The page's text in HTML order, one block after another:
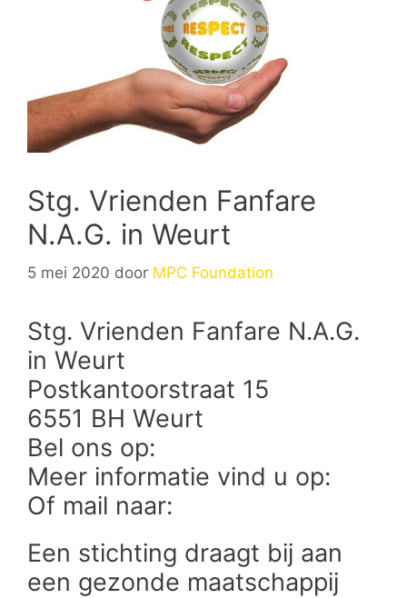
Stg. Vrienden Fanfare
N.A.G. in Weurt
5 mei 2020 door MPC Foundation
Stg. Vrienden Fanfare N.A.G.
in Weurt
Postkantoorstraat 15
6551 BH Weurt
Bel ons op:
Meer informatie vind u op:
Of mail naar:
Een stichting draagt bij aan
een gezonde maatschappij